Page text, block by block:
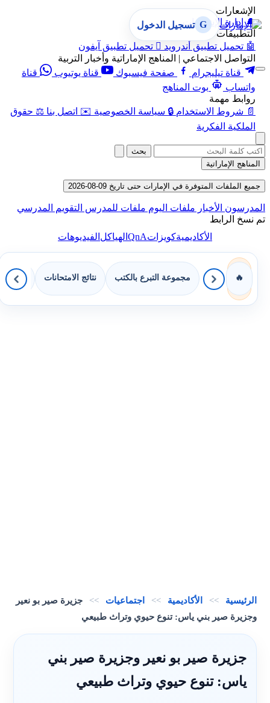
الإشعارات
🔔 إدارة الإشعارات
التطبيقات
🤖 تحميل تطبيق أندرويد  تحميل تطبيق آيفون
التواصل الاجتماعي | المناهج الإماراتية وأخبار التربية
قناة تيليجرام
صفحة فيسبوك قناة يوتيوب
قناة
واتساب
بوت المناهج
روابط مهمة
📄 شروط الاستخدام 🔒 سياسة الخصوصية ✉️ اتصل بنا ⚖️ حقوق
الملكية الفكرية
G تسجيل الدخول
بحث
المناهج الإماراتية
جميع الملفات المتوفرة في الإمارات حتى تاريخ 09-08-2026
المدرسون الأخبار ملفات اليوم ملفات للمدرس التقويم المدرسي
تم نسخ الرابط
الأكاديميةكويزاتQnAالهياكلالفيديوهات
🔥 مجموعة التبرع بالكتب نتائج الامتحانات
الرئيسية >> الأكاديمية >> اجتماعيات >>
جزيرة صير بو نعير
وجزيرة صير بني ياس: تنوع حيوي وتراث طبيعي
جزيرة صير بو نعير وجزيرة صير بني
ياس: تنوع حيوي وتراث طبيعي